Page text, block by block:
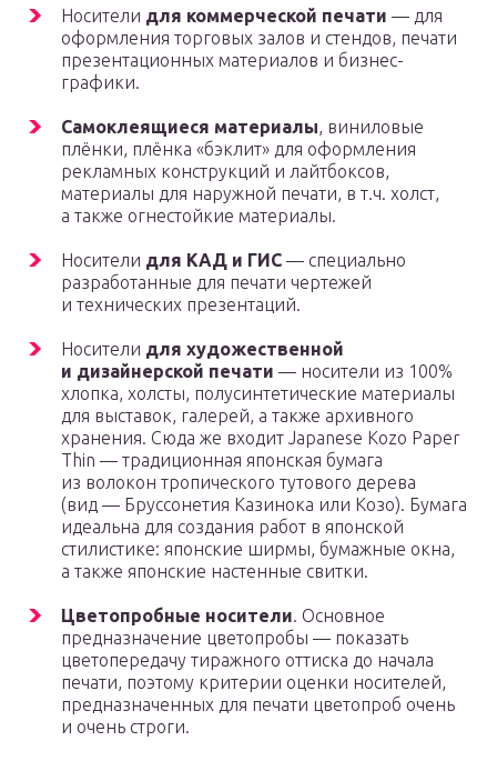
Носители для коммерческой печати — для
оформления торговых залов и стендов, печати
презентационных материалов и бизнес-
графики.
Самоклеящиеся материалы, виниловые
плёнки, плёнка «бэклит» для оформления
рекламных конструкций и лайтбоксов,
материалы для наружной печати, в т.ч. холст,
а также огнестойкие материалы.
Носители для КАД и ГИС — специально
разработанные для печати чертежей
и технических презентаций.
Носители для художественной
и дизайнерской печати — носители из 100%
хлопка, холсты, полусинтетические материалы
для выставок, галерей, а также архивного
хранения. Сюда же входит Japanese Kozo Paper
Thin — традиционная японская бумага
из волокон тропического тутового дерева
(вид — Бруссонетия Казинока или Козо). Бумага
идеальна для создания работ в японской
стилистике: японские ширмы, бумажные окна,
а также японские настенные свитки.
Цветопробные носители. Основное
предназначение цветопробы — показать
цветопередачу тиражного оттиска до начала
печати, поэтому критерии оценки носителей,
предназначенных для печати цветопроб очень
и очень строги.